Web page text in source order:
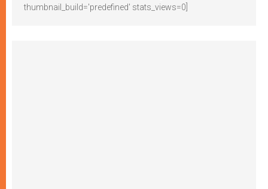
thumbnail_build='predefined' stats_views=0]